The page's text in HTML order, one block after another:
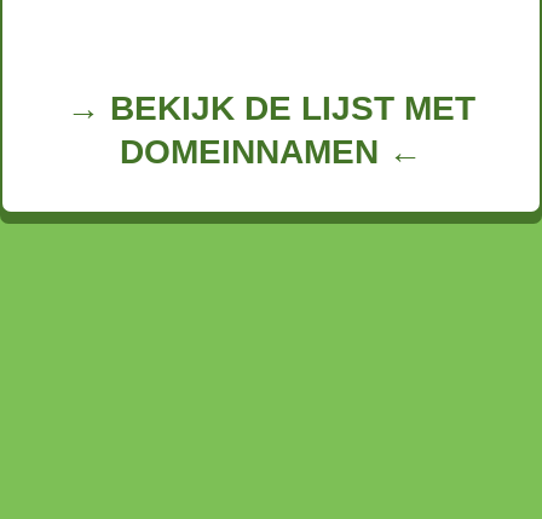
→ BEKIJK DE LIJST MET
DOMEINNAMEN ←